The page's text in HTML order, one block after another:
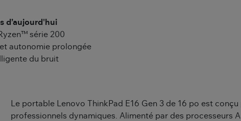
d’aujourd'hui
série 200
autonomie prolongée
du bruit
Le portable Lenovo ThinkPad E16 Gen 3 de 16 po est conçu
professionnels dynamiques. Alimenté par des processeurs